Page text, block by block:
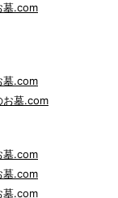
墓.com
墓.com
お墓.com
墓.com
墓.com
墓.com